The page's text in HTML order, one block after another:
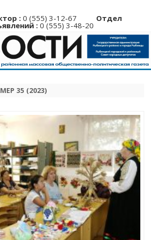
: 0 (555) 3-12-67 Отдел
: 0 (555) 3-48-20
Перейти
содержимому
35 (2023)